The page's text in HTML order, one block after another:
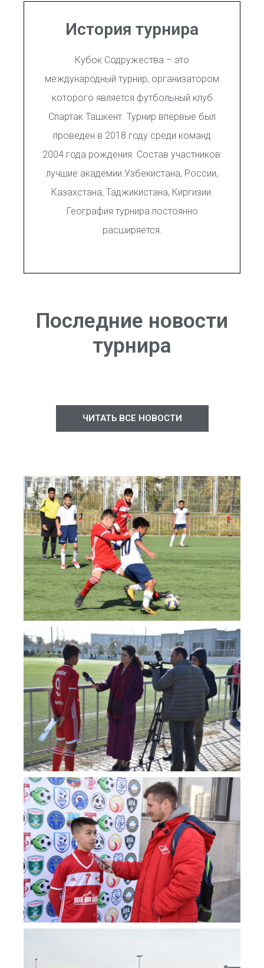
История турнира
Кубок Содружества – это
международный турнир, организатором
которого является футбольный клуб
Спартак Ташкент. Турнир впервые был
проведен в 2018 году среди команд
2004 года рождения. Состав участников:
лучшие академии Узбекистана, России,
Казахстана, Таджикистана, Киргизии.
География турнира постоянно
расширяется.
Последние новости
турнира
ЧИТАТЬ ВСЕ НОВОСТИ